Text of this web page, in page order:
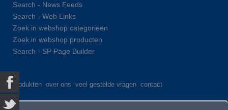
Search - News Feeds
Search - Web Links
Zoek in webshop categorieën
Zoek in webshop producten
Search - SP Page Builder
produkten over ons veel gestelde vragen contact